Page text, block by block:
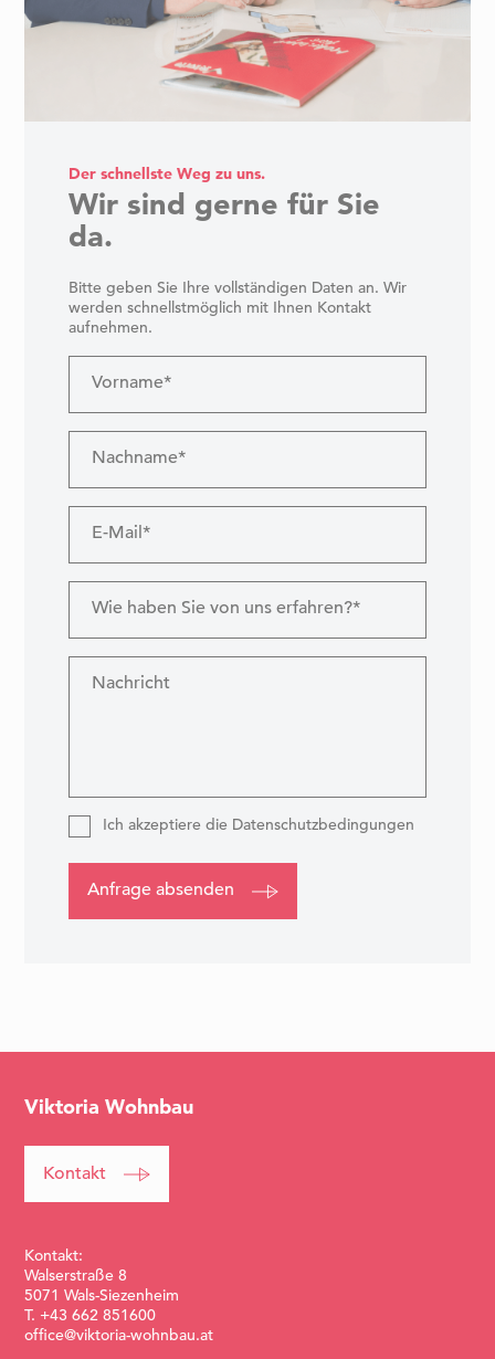
Der schnellste Weg zu uns.
Wir sind gerne für Sie
da.
Bitte geben Sie Ihre vollständigen Daten an. Wir
werden schnellstmöglich mit Ihnen Kontakt
aufnehmen.
Vorname*
Nachname*
E-Mail*
Wie haben Sie von uns erfahren?*
Nachricht
Ich akzeptiere die Datenschutzbedingungen
Anfrage absenden
Viktoria Wohnbau
Kontakt
Kontakt:
Walserstraße 8
5071 Wals-Siezenheim
T. +43 662 851600
office@viktoria-wohnbau.at